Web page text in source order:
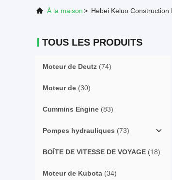
À la maison> Hebei Keluo
TOUS LES PRODUITS
Moteur de Deutz (74)
Moteur de (30)
Cummins Engine (83)
Pompes hydrauliques (73)
BOÎTE DE VITESSE DE VOYAGE (18)
Moteur de Kubota (34)